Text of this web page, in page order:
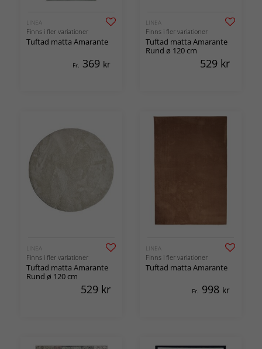
LINEA
Finns i fler variationer
Tuftad matta Amarante
Fr. 369 kr
LINEA
Finns i fler variationer
Tuftad matta Amarante
Rund ø 120 cm
529 kr
LINEA
Finns i fler variationer
Tuftad matta Amarante
Rund ø 120 cm
529 kr
LINEA
Finns i fler variationer
Tuftad matta Amarante
Fr. 998 kr